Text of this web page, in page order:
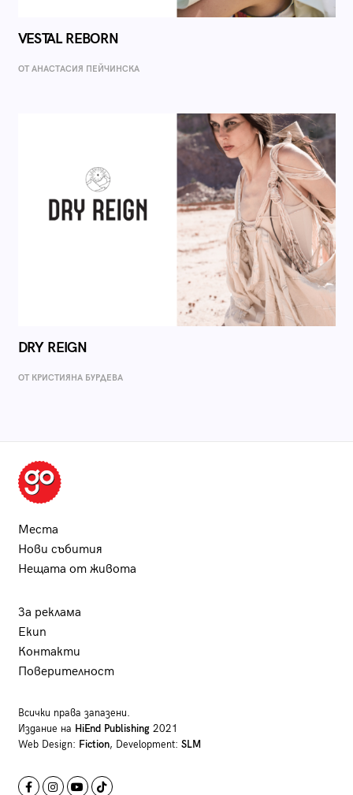
VESTAL REBORN
ОТ AНАСТАСИЯ ПЕЙЧИНСКА
DRY REIGN
ОТ КРИСТИЯНА БУРДЕВА
Места
Нови събития
Нещата от живота
За реклама
Екип
Контакти
Поверителност
Всички права запазени.
Издание на HiEnd Publishing2021
Web Design: Fiction, Development: SLM